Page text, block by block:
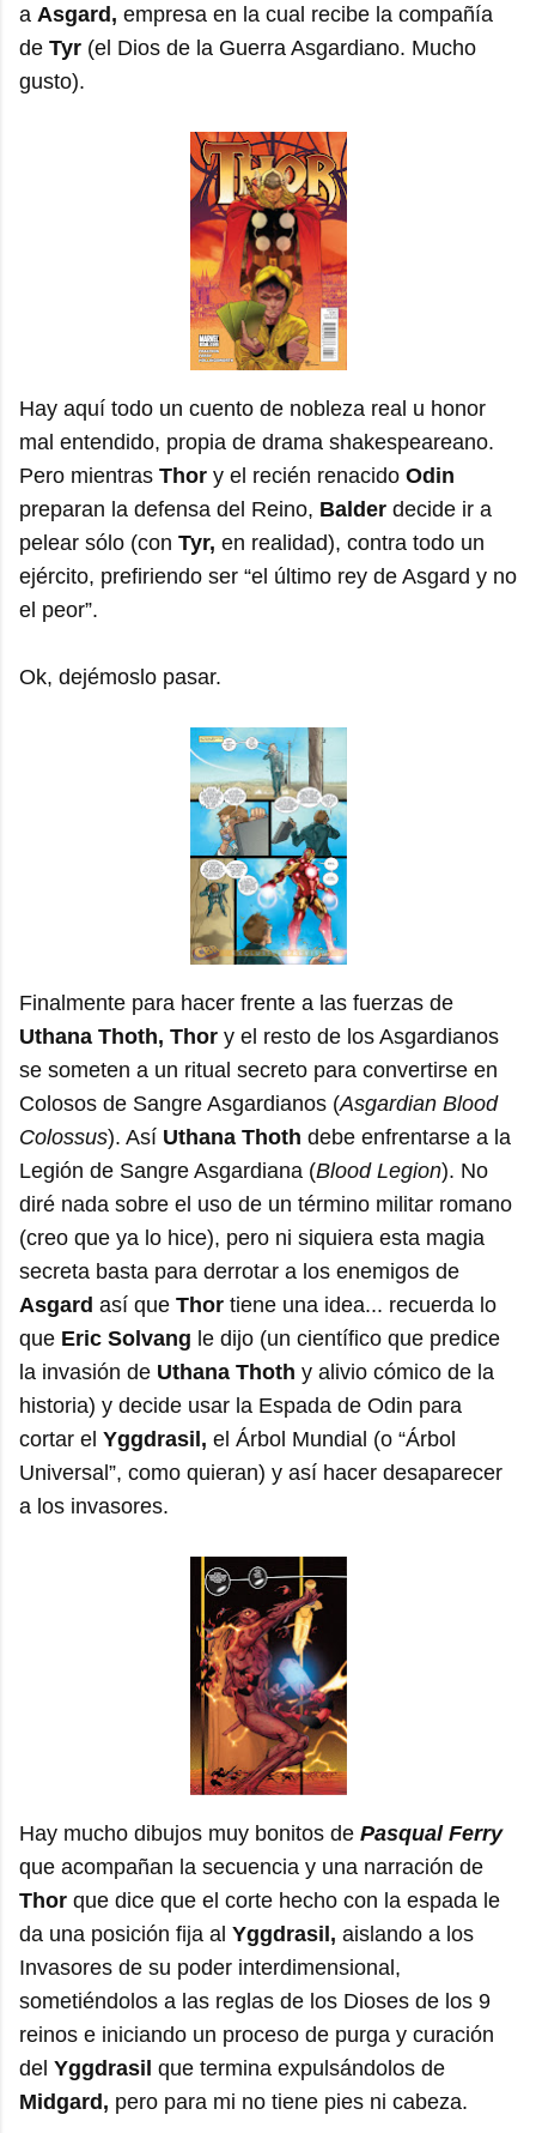
a Asgard, empresa en la cual recibe la compañía
de Tyr (el Dios de la Guerra Asgardiano. Mucho
gusto).
Hay aquí todo un cuento de nobleza real u honor
mal entendido, propia de drama shakespeareano.
Pero mientras Thor y el recién renacido Odin
preparan la defensa del Reino, Balder decide ir a
pelear sólo (con Tyr, en realidad), contra todo un
ejército, prefiriendo ser “el último rey de Asgard y no
el peor”.
Ok, dejémoslo pasar.
Finalmente para hacer frente a las fuerzas de
Uthana Thoth, Thor y el resto de los Asgardianos
se someten a un ritual secreto para convertirse en
Colosos de Sangre Asgardianos (Asgardian Blood
Colossus). Así Uthana Thoth debe enfrentarse a la
Legión de Sangre Asgardiana (Blood Legion). No
diré nada sobre el uso de un término militar romano
(creo que ya lo hice), pero ni siquiera esta magia
secreta basta para derrotar a los enemigos de
Asgard así que Thor tiene una idea... recuerda lo
que Eric Solvang le dijo (un científico que predice
la invasión de Uthana Thoth y alivio cómico de la
historia) y decide usar la Espada de Odin para
cortar el Yggdrasil, el Árbol Mundial (o “Árbol
Universal”, como quieran) y así hacer desaparecer
a los invasores.
Hay mucho dibujos muy bonitos de Pasqual Ferry
que acompañan la secuencia y una narración de
Thor que dice que el corte hecho con la espada le
da una posición fija al Yggdrasil, aislando a los
Invasores de su poder interdimensional,
sometiéndolos a las reglas de los Dioses de los 9
reinos e iniciando un proceso de purga y curación
del Yggdrasil que termina expulsándolos de
Midgard, pero para mi no tiene pies ni cabeza.